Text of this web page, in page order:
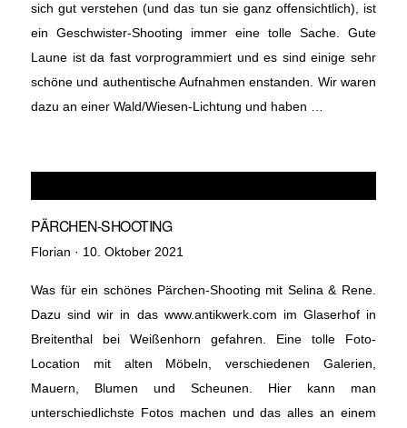
sich gut verstehen (und das tun sie ganz offensichtlich), ist
ein Geschwister-Shooting immer eine tolle Sache. Gute
Laune ist da fast vorprogrammiert und es sind einige sehr
schöne und authentische Aufnahmen enstanden. Wir waren
dazu an einer Wald/Wiesen-Lichtung und haben …
PÄRCHEN-SHOOTING
Florian · Veröffentlicht
10. Oktober 2021
Was für ein schönes Pärchen-Shooting mit Selina & Rene.
Dazu sind wir in das www.antikwerk.com im Glaserhof in
Breitenthal bei Weißenhorn gefahren. Eine tolle Foto-
Location mit alten Möbeln, verschiedenen Galerien,
Mauern, Blumen und Scheunen. Hier kann man
unterschiedlichste Fotos machen und das alles an einem